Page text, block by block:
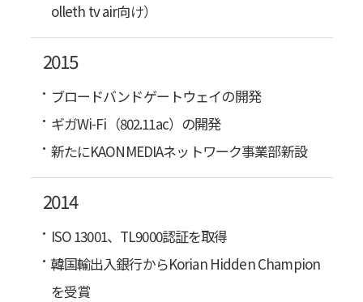
olleth tv air向け）
2015
ブロードバンドゲートウェイの開発
ギガWi-Fi（802.11ac）の開発
新たにKAONMEDIAネットワーク事業部新設
2014
ISO 13001、TL9000認証を取得
韓国輸出入銀行からKorian Hidden Champion
を受賞